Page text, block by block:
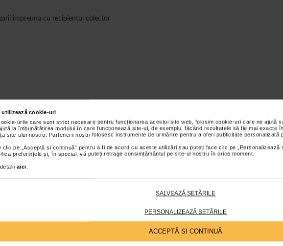
utilizează cookie-uri
urile care sunt strict necesare pentru funcționarea acestui site web, folosim cookie-uri care ne ajută
la îmbunătățirea modului în care funcționează site-ul, de exemplu, făcând rezultatele să fie mai exacte
site-ului nostru. Partenerii noștri folosesc instrumente de urmărire pentru a oferi publicitate personalizată
clic pe „Acceptă si continuă” pentru a fi de acord cu aceste utilizări sau puteți face clic pe „Personalizează
preferințele și, în special, vă puteți retrage consimțământul pe site-ul nostru în orice moment.
aici
SALVEAZĂ SETĂRILE
PERSONALIZEAZĂ SETĂRILE
ACCEPTĂ SI CONTINUĂ
impreuna cu recipientul colector
sale.
completa si blocarea structurii.
a recipientului colector.